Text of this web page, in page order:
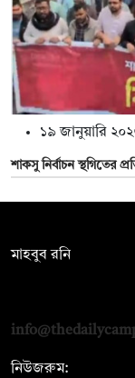
১৯ জানুয়ারি
শাকসু নির্বাচন স্থগিতের
মাহবুব রনি
নিউজরুম: